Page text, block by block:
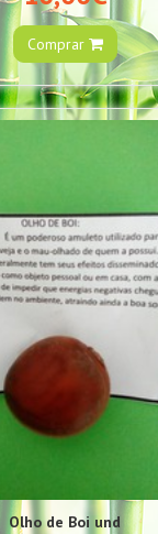
Comprar
Olho de Boi und